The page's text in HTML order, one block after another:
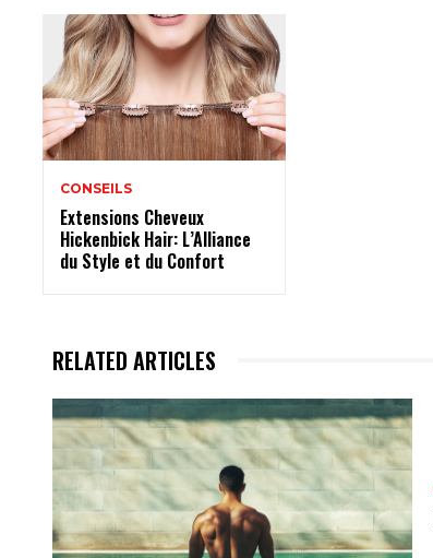
CONSEILS
Extensions Cheveux
Hickenbick Hair: L’Alliance
du Style et du Confort
RELATED ARTICLES